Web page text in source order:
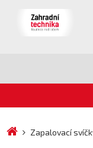
Zapalovací